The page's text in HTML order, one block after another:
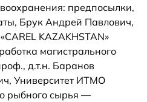
предпосылки,
Брук Андрей Павлович,
KAZAKHSTAN»
магистрального
д.т.н. Баранов
Университет ИТМО
рыбного сырья —